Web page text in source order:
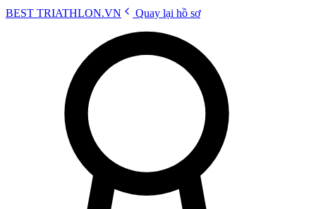
BEST TRIATHLON.VN Quay lại hồ sơ